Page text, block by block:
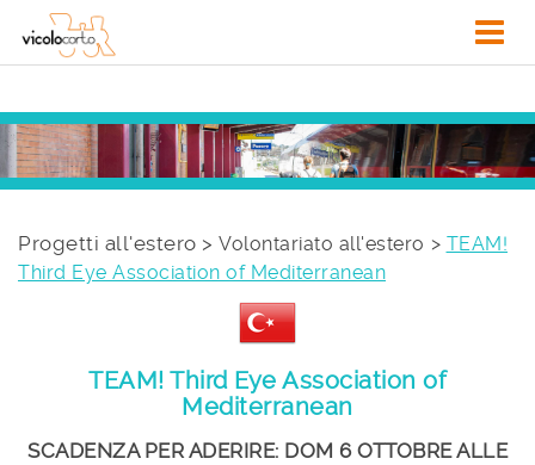
Progetti all'estero > Volontariato all'estero
TEAM!
Third Eye Association of Mediterranean
TEAM! Third Eye Association of
Mediterranean
SCADENZA PER ADERIRE: DOM 6 OTTOBRE ALLE